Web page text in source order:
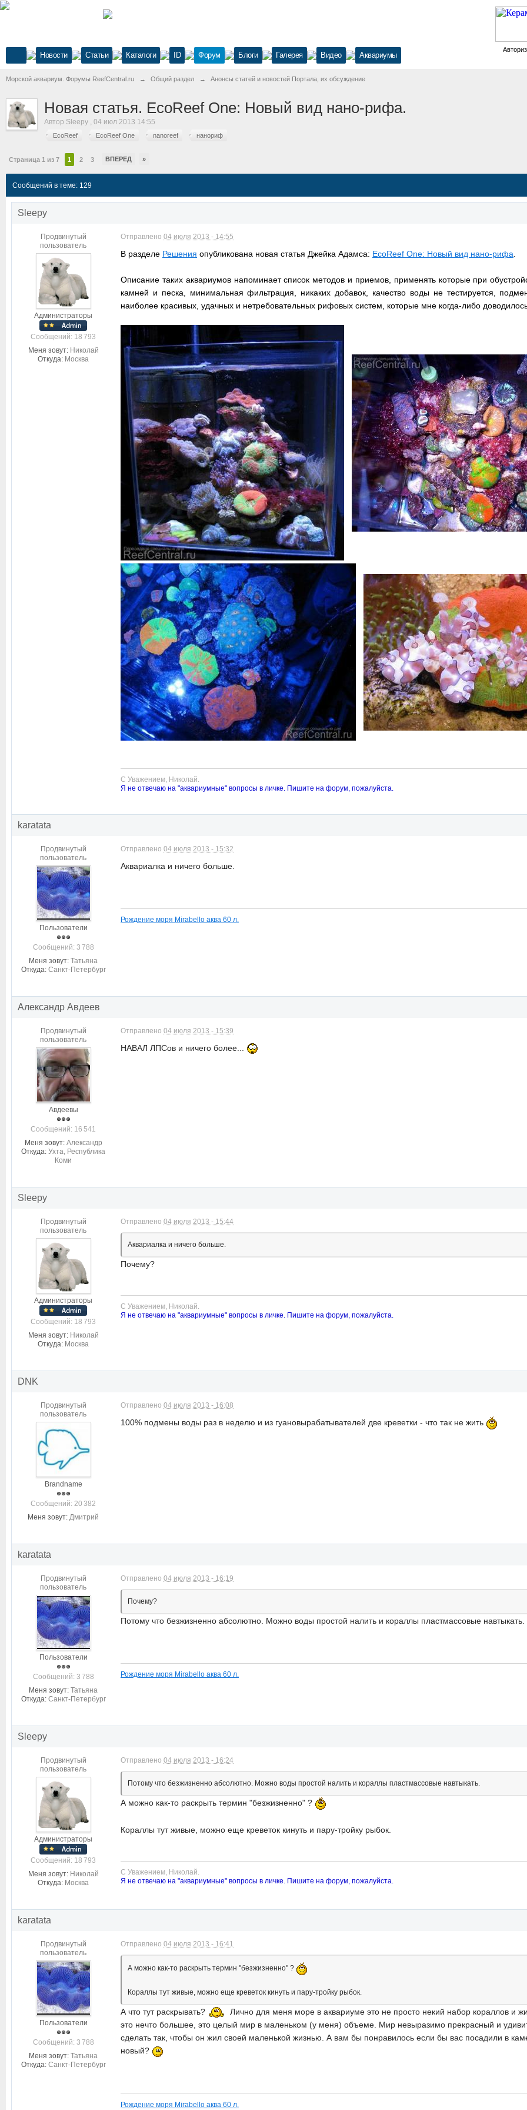
Новости Статьи Каталоги ID Форум Блоги Галерея Видео Аквариумы
Морской аквариум. Форумы ReefCentral.ru → Общий раздел → Анонсы статей и новостей Портала, их обсуждение
Новая статья. EcoReef One: Новый вид нано-рифа.
Автор Sleepy , 04 июл 2013 14:55
EcoReef EcoReef One nanoreef нанориф
Страница 1 из 7 1 2 3 ВПЕРЕД »
Сообщений в теме: 129
Sleepy
Продвинутый
пользователь
Администраторы
Cообщений: 18 793
Меня зовут: Николай
Откуда: Москва
Отправлено 04 июля 2013 - 14:55
В разделе Решения опубликована новая статья Джейка Адамса: EcoReef One: Новый вид нано-рифа
Описание таких аквариумов напоминает список методов и приемов, применять которые при
камней и песка, минимальная фильтрация, никаких добавок, качество воды не тестируется,
наиболее красивых, удачных и нетребовательных рифовых систем, которые мне когда-либо доводилось
С Уважением, Николай.
Я не отвечаю на "аквариумные" вопросы в личке. Пишите на форум, пожалуйста.
karatata
Продвинутый
пользователь
Пользователи
Cообщений: 3 788
Меня зовут: Татьяна
Откуда: Санкт-Петербург
Отправлено 04 июля 2013 - 15:32
Аквариалка и ничего больше.
Рождение моря Mirabello аква 60 л.
Александр Авдеев
Продвинутый
пользователь
Авдеевы
Cообщений: 16 541
Меня зовут: Александр
Откуда: Ухта, Республика
Коми
Отправлено 04 июля 2013 - 15:39
НАВАЛ ЛПСов и ничего более...
Sleepy
Продвинутый
пользователь
Администраторы
Cообщений: 18 793
Меня зовут: Николай
Откуда: Москва
Отправлено 04 июля 2013 - 15:44
Аквариалка и ничего больше.
Почему?
С Уважением, Николай.
Я не отвечаю на "аквариумные" вопросы в личке. Пишите на форум, пожалуйста.
DNK
Продвинутый
пользователь
Brandname
Cообщений: 20 382
Меня зовут: Дмитрий
Отправлено 04 июля 2013 - 16:08
100% подмены воды раз в неделю и из гуановырабатывателей две креветки - что так не жить
karatata
Продвинутый
пользователь
Пользователи
Cообщений: 3 788
Меня зовут: Татьяна
Откуда: Санкт-Петербург
Отправлено 04 июля 2013 - 16:19
Почему?
Потому что безжизненно абсолютно. Можно воды простой налить и кораллы пластмассовые навтыкать.
Рождение моря Mirabello аква 60 л.
Sleepy
Продвинутый
пользователь
Администраторы
Cообщений: 18 793
Меня зовут: Николай
Откуда: Москва
Отправлено 04 июля 2013 - 16:24
Потому что безжизненно абсолютно. Можно воды простой налить и кораллы пластмассовые навтыкать.
А можно как-то раскрыть термин "безжизненно" ?
Кораллы тут живые, можно еще креветок кинуть и пару-тройку рыбок.
С Уважением, Николай.
Я не отвечаю на "аквариумные" вопросы в личке. Пишите на форум, пожалуйста.
karatata
Продвинутый
пользователь
Пользователи
Cообщений: 3 788
Меня зовут: Татьяна
Откуда: Санкт-Петербург
Отправлено 04 июля 2013 - 16:41
А можно как-то раскрыть термин "безжизненно" ?
Кораллы тут живые, можно еще креветок кинуть и пару-тройку рыбок.
А что тут раскрывать?
Лично для меня море в аквариуме это не просто некий набор кораллов и
это нечто большее, это целый мир в маленьком (у меня) объеме. Мир невыразимо прекрасный и
сделать так, чтобы он жил своей маленькой жизнью. А вам бы понравилось если бы вас посадили в
новый?
Рождение моря Mirabello аква 60 л.